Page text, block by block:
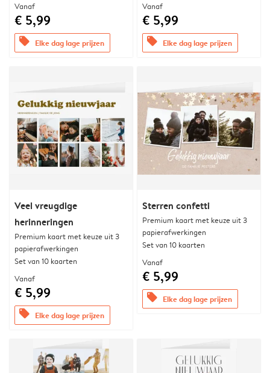
Vanaf
€ 5,99
offers Elke dag lage prijzen
Vanaf
€ 5,99
offers Elke dag lage prijzen
Veel vreugdige
herinneringen
Premium kaart met keuze uit 3
papierafwerkingen
Set van 10 kaarten
Vanaf
€ 5,99
offers Elke dag lage prijzen
Sterren confetti
Premium kaart met keuze uit 3
papierafwerkingen
Set van 10 kaarten
Vanaf
€ 5,99
offers Elke dag lage prijzen